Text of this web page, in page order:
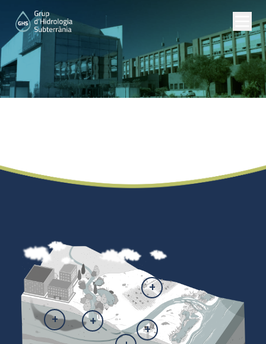
+ +
+
+